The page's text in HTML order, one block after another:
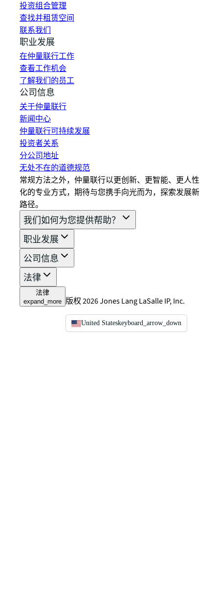
投资组合管理
查找并租赁空间
联系我们
职业发展
在仲量联行工作
查看工作机会
了解我们的员工
公司信息
关于仲量联行
新闻中心
仲量联行可持续发展
投资者关系
分公司地址
无处不在的道德规范
常规方法之外，仲量联行以更创新、更智能、更人性
化的专业方式，期待与您携手向光而为，探索发展新
路径。
我们如何为您提供帮助？
职业发展
公司信息
法律
法律
expand_more 版权 2026 Jones Lang LaSalle IP, Inc.
United Stateskeyboard_arrow_down